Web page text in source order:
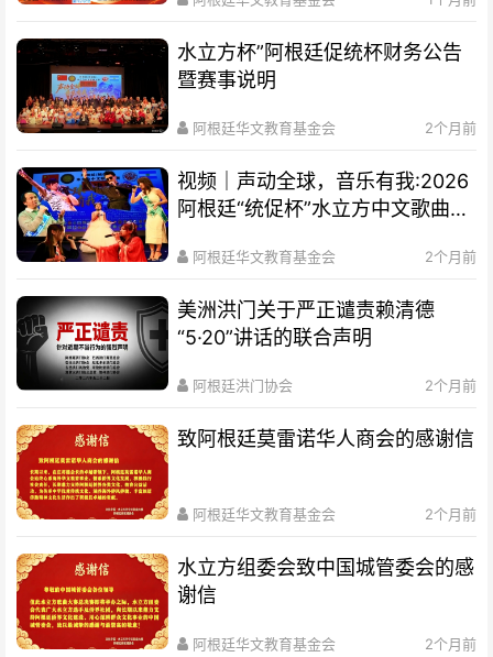
水立方杯”阿根廷促统杯财务公告
暨赛事说明
阿根廷华文教育基金会 2个月前
视频｜声动全球，音乐有我:2026
阿根廷“统促杯”水立方中文歌曲大
阿根廷华文教育基金会 2个月前
美洲洪门关于严正谴责赖清德
“5·20”讲话的联合声明
阿根廷洪门协会 2个月前
致阿根廷莫雷诺华人商会的感谢信
阿根廷华文教育基金会 2个月前
水立方组委会致中国城管委会的感
谢信
阿根廷华文教育基金会 2个月前